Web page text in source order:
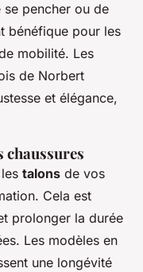
pencher ou de
bénéfique pour les
mobilité. Les
de Norbert
et élégance,
chaussures
talons de vos
Cela est
prolonger la durée
Les modèles en
une longévité